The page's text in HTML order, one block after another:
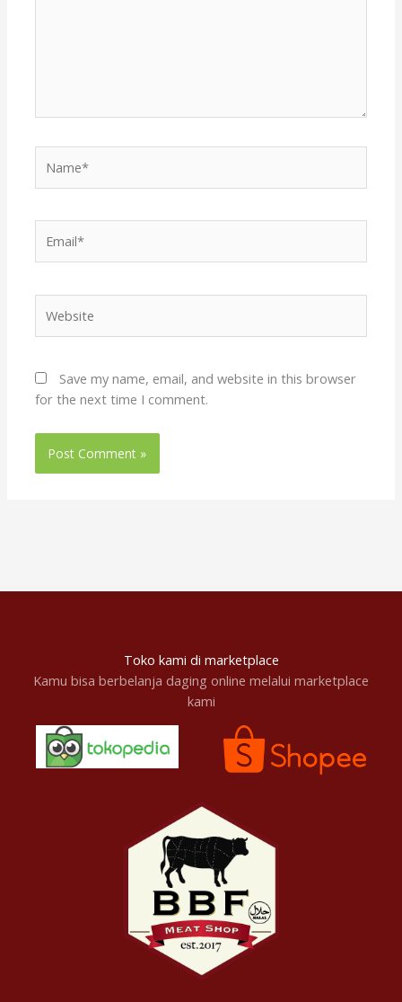
Save my name, email, and website in this browser
for the next time I comment.
Toko kami di marketplace
Kamu bisa berbelanja daging online melalui marketplace
kami